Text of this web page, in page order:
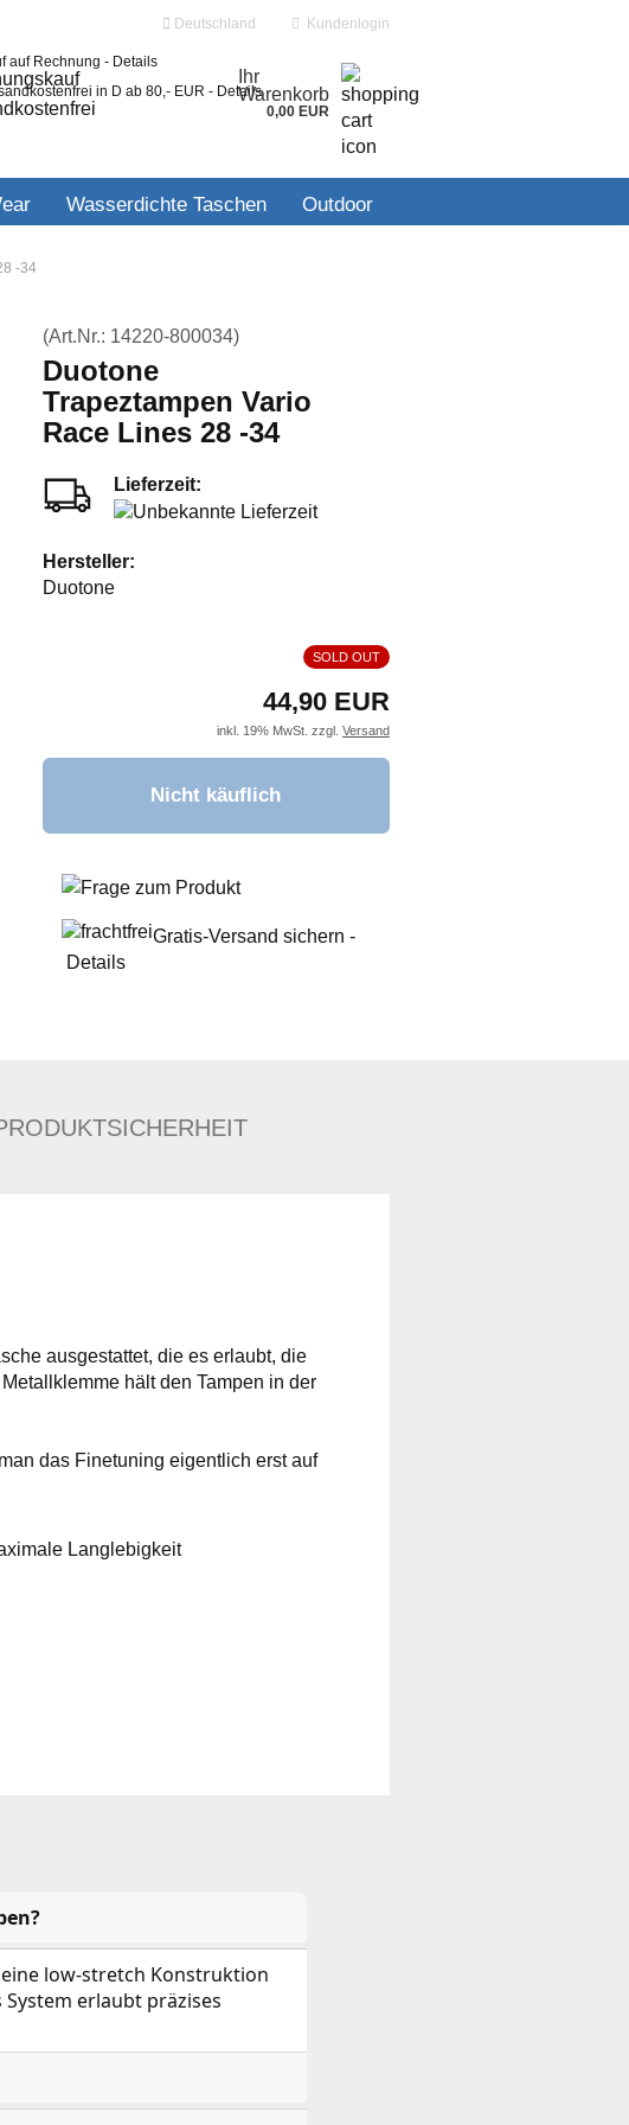
Deutschland Kundenlogin
Konto erstellen
Passwort vergessen?
auf Rechnung - Details
in D ab 80,- EUR - Details
Ihr
Warenkorb
0,00 EUR
Wasserdichte Taschen Outdoor
-34
(Art.Nr.: 14220-800034)
Duotone
Trapeztampen Vario
Race Lines 28 -34
Lieferzeit:
Hersteller:
Duotone
SOLD OUT
44,90 EUR
inkl. 19% MwSt. zzgl. Versand
Frage zum Produkt
Gratis-Versand sichern -
Details
ausgestattet, die es erlaubt, die
hält den Tampen in der
das Finetuning eigentlich erst auf
Langlebigkeit
low-stretch Konstruktion
erlaubt präzises